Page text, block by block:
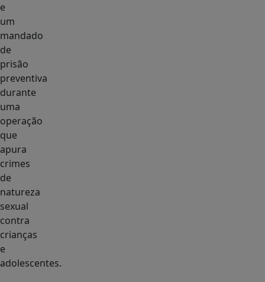
e
um
mandado
de
prisão
preventiva
durante
uma
operação
que
apura
crimes
de
natureza
sexual
contra
crianças
e
adolescentes.